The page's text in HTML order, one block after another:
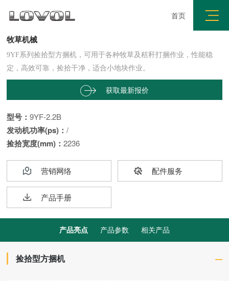
首页
牧草机械
9YF系列捡拾型方捆机，可用于各种牧草及秸秆打捆作业，性能稳
定，高效可靠，捡拾干净，适合小地块作业。

 获取最新报价
型号：9YF-2.2B
发动机功率(ps)：/
捡拾宽度(mm)：2236
营销网络 配件服务
产品手册
产品亮点 产品参数 相关产品
捡拾型方捆机